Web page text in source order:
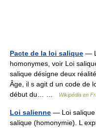
Pacte de la loi salique —
homonymes, voir Loi
salique désigne deux
Âge, il s agit d un code de
début du… …
Wikipédia en
Loi salienne — Loi salique
salique (homonymie). L